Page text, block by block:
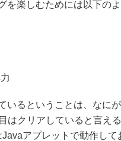
を楽しむためには以下の
いるということは、なに
はクリアしていると言え
アプレットで動作して